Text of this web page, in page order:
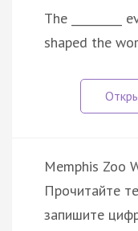
The
shaped the
Memphis Zoo
Прочитайте
запишите